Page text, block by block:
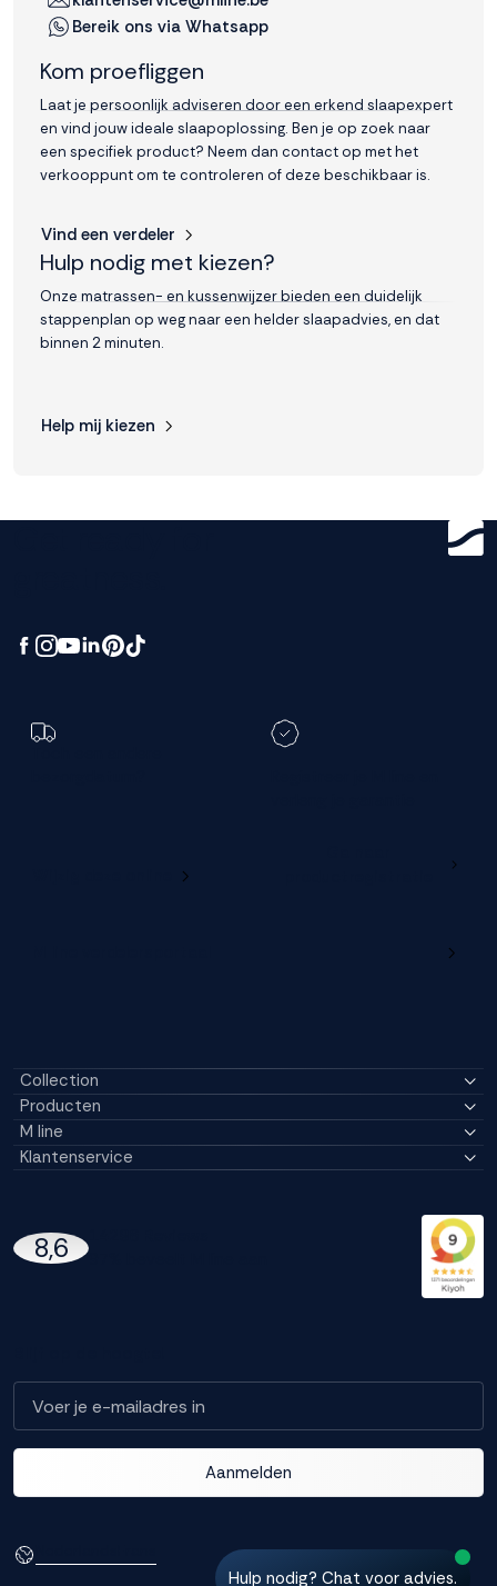
Hulp nodig? Chat voor advies.
Bereik ons via Whatsapp
Kom proefliggen
Laat je persoonlijk adviseren door een erkend slaapexpert
en vind jouw ideale slaapoplossing. Ben je op zoek naar
een specifiek product? Neem dan contact op met het
verkooppunt om te controleren of deze beschikbaar is.
Vind een verdeler
Hulp nodig met kiezen?
Onze matrassen- en kussenwijzer bieden een duidelijk
stappenplan op weg naar een helder slaapadvies, en dat
binnen 2 minuten.
Help mij kiezen
Collection
Producten
M line
Klantenservice
8,6
Aanmelden